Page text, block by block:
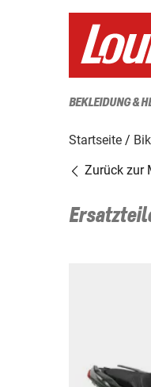
BEKLEIDUNG &
Startseite
Zurück zur